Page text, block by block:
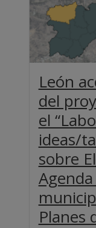
León
del
el
ideas/
sobre
Planes